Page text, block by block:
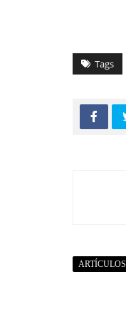
Tags